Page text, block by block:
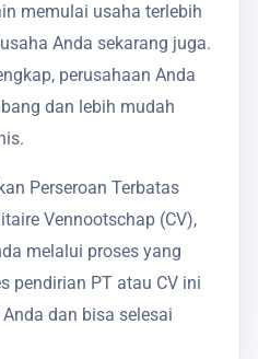
memulai usaha terlebih
Anda sekarang juga.
perusahaan Anda
dan lebih mudah
Perseroan Terbatas
Vennootschap (CV),
melalui proses yang
pendirian PT atau CV ini
dan bisa selesai